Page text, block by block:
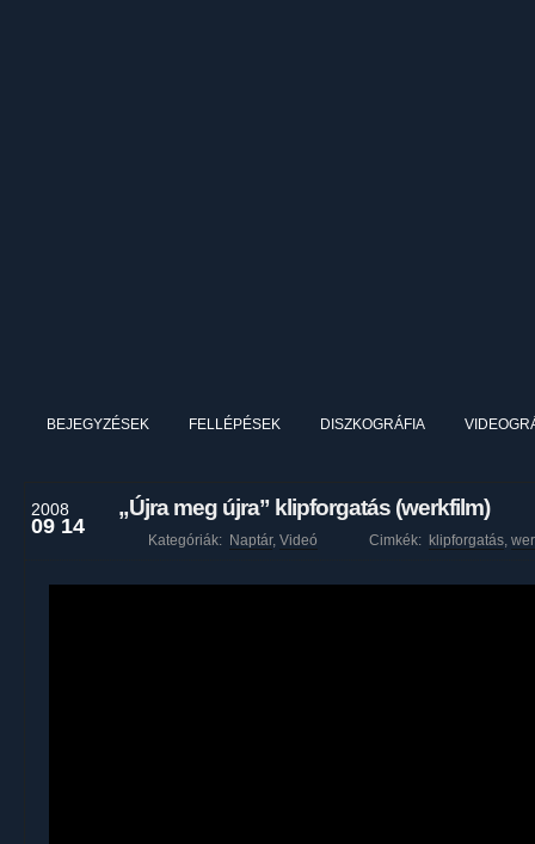
BEJEGYZÉSEK FELLÉPÉSEK DISZKOGRÁFIA
2008
09 14
„Újra meg újra” klipforgatás (werkfilm)
Kategóriák: Naptár, Videó Cimkék: klipforgatás,